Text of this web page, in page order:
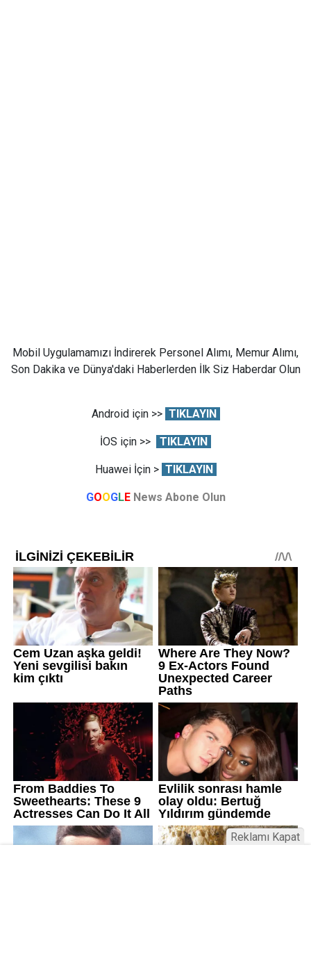
Mobil Uygulamamızı İndirerek Personel Alımı, Memur Alımı,
Son Dakika ve Dünya'daki Haberlerden İlk Siz Haberdar Olun
Android için >> TIKLAYIN
İOS için >> TIKLAYIN
Huawei İçin > TIKLAYIN
GOOGLE News Abone Olun
Reklamı Kapat